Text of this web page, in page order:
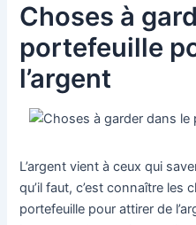
Choses à
portefeuille
l’argent
L’argent vient à ceux qui
qu’il faut, c’est connaître
portefeuille pour attirer de